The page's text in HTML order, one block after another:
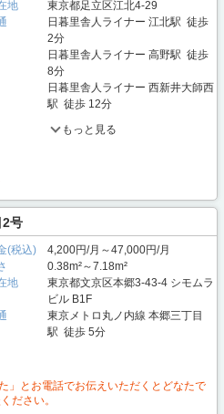
地
東京都足立区江北4-29
日暮里舎人ライナー 江北駅 徒歩
2分
日暮里舎人ライナー 高野駅 徒歩
8分
日暮里舎人ライナー 西新井大師西
駅 徒歩 12分
もっと見る
号
(税込)
4,200円/月～47,000円/月
0.38m²～7.18m²
地
東京都文京区本郷3-43-4 シモムラ
ビル B1F
東京メトロ丸ノ内線 本郷三丁目
駅 徒歩 5分
」とお電話でお伝えいただくとどなたで
ださい。